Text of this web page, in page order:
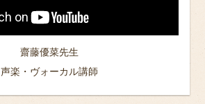
齋藤優菜先生
声楽・ヴォーカル講師